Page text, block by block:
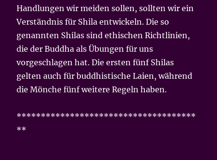
Handlungen wir meiden sollen, sollten wir ein
Verständnis für Shila entwickeln. Die so
genannten Shilas sind ethischen Richtlinien,
die der Buddha als Übungen für uns
vorgeschlagen hat. Die ersten fünf Shilas
gelten auch für buddhistische Laien, während
die Mönche fünf weitere Regeln haben.
*************************************
**